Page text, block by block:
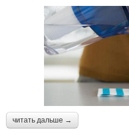
читать дальше →